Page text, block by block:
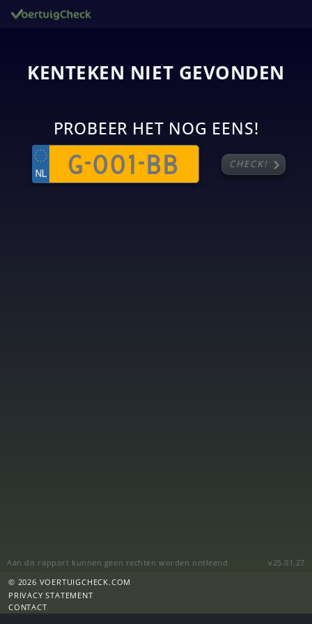
KENTEKEN NIET GEVONDEN
PROBEER HET NOG EENS!
CHECK! chevron_right
Aan dit rapport kunnen geen rechten worden ontleend
v25.01.27
© 2026 VOERTUIGCHECK.COM
PRIVACY STATEMENT
CONTACT